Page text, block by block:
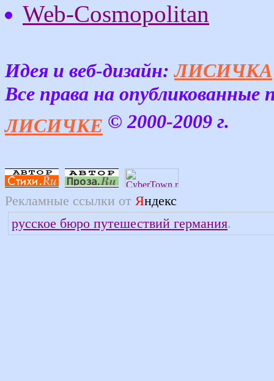
Web-Cosmopolitan
Идея и веб-дизайн:ЛИСИЧКА
Все права на
ЛИСИЧКЕ © 2000-2009 г.
Рекламные ссылки от Яндекс
русское бюро путешествий германия.